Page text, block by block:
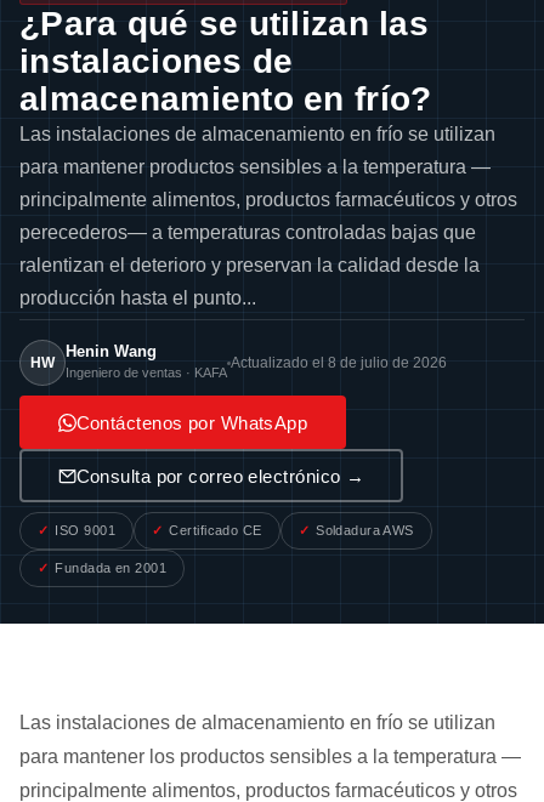
¿Para qué se utilizan las
instalaciones de
almacenamiento en frío?
Las instalaciones de almacenamiento en frío se utilizan
para mantener productos sensibles a la temperatura —
principalmente alimentos, productos farmacéuticos y otros
perecederos— a temperaturas controladas bajas que
ralentizan el deterioro y preservan la calidad desde la
producción hasta el punto...
HW
Henin Wang
Ingeniero de ventas · KAFA
Actualizado el 8 de julio de 2026
Contáctenos por WhatsApp
Consulta por correo electrónico →
ISO 9001 Certificado CE Soldadura AWS
Fundada en 2001
Las instalaciones de almacenamiento en frío se utilizan
para mantener los productos sensibles a la temperatura —
principalmente alimentos, productos farmacéuticos y otros